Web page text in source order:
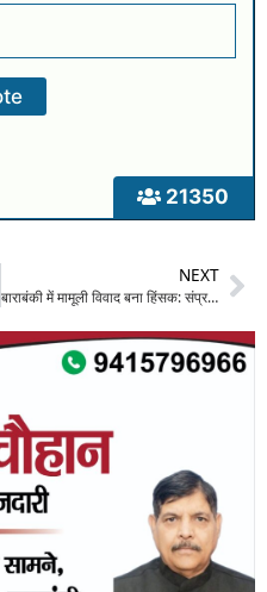
21350
NEXT
बाराबंकी में मामूली विवाद बना हिंसक: संप्रदाय विशेष के लोगों ने युवक को घर में घसीटकर पीटा, गांव में तनाव; पुलिस तैनात